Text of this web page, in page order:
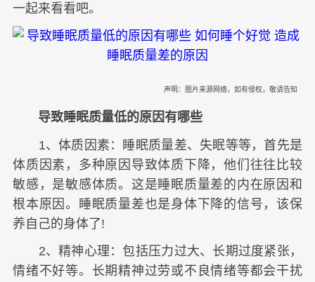
一起来看看吧。
声明：图片来源网络，如有侵权，敬请告知
导致睡眠质量低的原因有哪些
1、体质因素：睡眠质量差、失眠等等，首先是
体质因素，多种原因导致体质下降，他们往往比较
敏感，是敏感体质。这是睡眠质量差的内在原因和
根本原因。睡眠质量差也是身体下降的信号，该保
养自己的身体了!
2、精神心理：包括压力过大、长期过度紧张，
情绪不好等。长期精神过劳或不良情绪等都会干扰